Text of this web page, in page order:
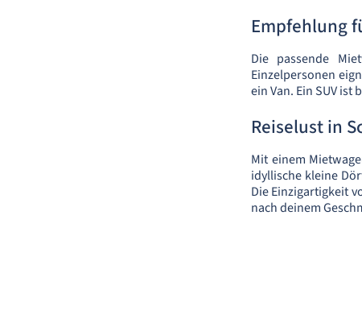
Empfehlung
Die passende
Einzelpersonen
ein Van. Ein SUV
Reiselust in
Mit einem
idyllische kleine
Die Einzigartigkeit
nach deinem